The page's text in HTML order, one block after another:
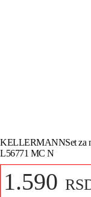
KELLERMANNSet za
L56771 MC N
1.590